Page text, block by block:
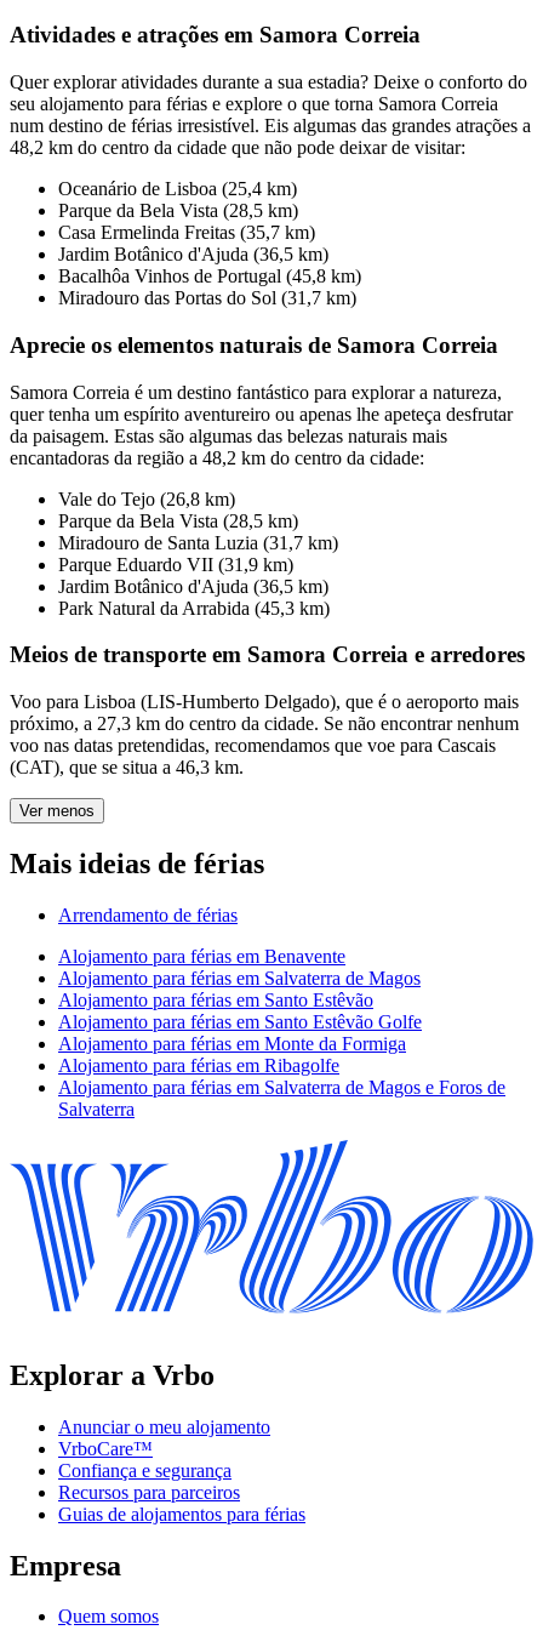
Atividades e atrações em Samora Correia
Quer explorar atividades durante a sua estadia? Deixe o conforto do
seu alojamento para férias e explore o que torna Samora Correia
num destino de férias irresistível. Eis algumas das grandes atrações a
48,2 km do centro da cidade que não pode deixar de visitar:
Oceanário de Lisboa (25,4 km)
Parque da Bela Vista (28,5 km)
Casa Ermelinda Freitas (35,7 km)
Jardim Botânico d'Ajuda (36,5 km)
Bacalhôa Vinhos de Portugal (45,8 km)
Miradouro das Portas do Sol (31,7 km)
Aprecie os elementos naturais de Samora Correia
Samora Correia é um destino fantástico para explorar a natureza,
quer tenha um espírito aventureiro ou apenas lhe apeteça desfrutar
da paisagem. Estas são algumas das belezas naturais mais
encantadoras da região a 48,2 km do centro da cidade:
Vale do Tejo (26,8 km)
Parque da Bela Vista (28,5 km)
Miradouro de Santa Luzia (31,7 km)
Parque Eduardo VII (31,9 km)
Jardim Botânico d'Ajuda (36,5 km)
Park Natural da Arrabida (45,3 km)
Meios de transporte em Samora Correia e arredores
Voo para Lisboa (LIS-Humberto Delgado), que é o aeroporto mais
próximo, a 27,3 km do centro da cidade. Se não encontrar nenhum
voo nas datas pretendidas, recomendamos que voe para Cascais
(CAT), que se situa a 46,3 km.
Ver menos
Mais ideias de férias
Arrendamento de férias
Alojamento para férias em Benavente
Alojamento para férias em Salvaterra de Magos
Alojamento para férias em Santo Estêvão
Alojamento para férias em Santo Estêvão Golfe
Alojamento para férias em Monte da Formiga
Alojamento para férias em Ribagolfe
Alojamento para férias em Salvaterra de Magos e Foros de
Salvaterra
Explorar a Vrbo
Anunciar o meu alojamento
VrboCare™
Confiança e segurança
Recursos para parceiros
Guias de alojamentos para férias
Empresa
Quem somos